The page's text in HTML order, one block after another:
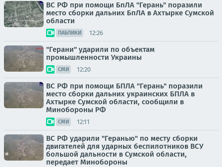
ВС РФ при помощи БпЛА "Герань" поразили
место сборки дальних БпЛА в Ахтырке Сумской
области
ПАБЛИКИ 12:26
"Герани" ударили по объектам
промышленности Украины
СМИ 12:20
ВС РФ при помощи БПЛА "Герань" поразили
место сборки дальних украинских БПЛА в
Ахтырке Сумской области, сообщили в
Минобороны РФ
СМИ 12:11
ВС РФ ударили "Геранью" по месту сборки
двигателей для ударных беспилотников ВСУ
большой дальности в Сумской области,
передает Минобороны